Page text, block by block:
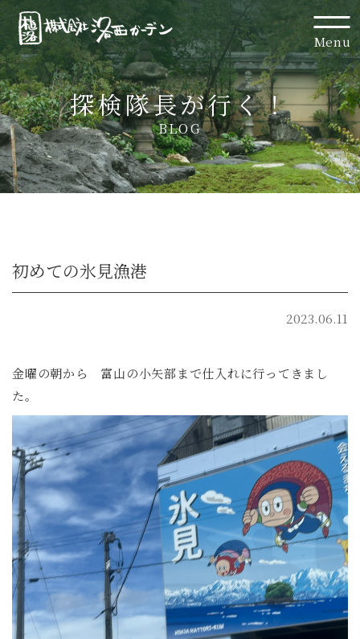
Menu
探検隊長が行く！
BLOG
初めての氷見漁港
2023.06.11
金曜の朝から 富山の小矢部まで仕入れに行ってきまし
た。